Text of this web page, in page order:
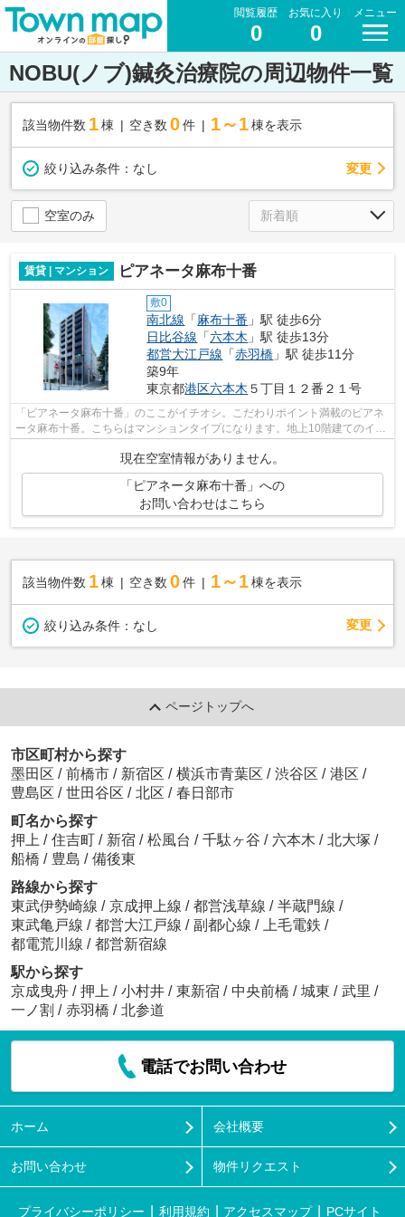
閲覧履歴
0
お気に入り
0
メニュー
NOBU(ノブ)鍼灸治療院の周辺物件一覧
該当物件数 1棟 空き数 0 件 1～1 棟を表示
絞り込み条件： なし 変更
空室のみ
賃貸 | マンション ピアネータ麻布十番
敷0
南北線 「麻布十番 」駅 徒歩6分
日比谷線 「六本木 」駅 徒歩13分
都営大江戸線 「赤羽橋 」駅 徒歩11分
築9年
東京都港区六本木 ５丁目１２番２１号
「ピアネータ麻布十番」のここがイチオシ。こだわりポイント満載のピアネ
ータ麻布十番。こちらはマンションタイプになります。地上10階建てのイチ
現在空室情報がありません。
「ピアネータ麻布十番」への
お問い合わせはこちら
該当物件数 1棟 空き数 0 件 1～1 棟を表示
絞り込み条件： なし 変更
ページトップへ
市区町村から探す
墨田区 / 前橋市 / 新宿区 / 横浜市青葉区 / 渋谷区 / 港区 /
豊島区 / 世田谷区 / 北区 / 春日部市
町名から探す
押上 / 住吉町 / 新宿 / 松風台 / 千駄ヶ谷 / 六本木 / 北大塚 /
船橋 / 豊島 / 備後東
路線から探す
東武伊勢崎線 / 京成押上線 / 都営浅草線 / 半蔵門線 /
東武亀戸線 / 都営大江戸線 / 副都心線 / 上毛電鉄 /
都電荒川線 / 都営新宿線
駅から探す
京成曳舟 / 押上 / 小村井 / 東新宿 / 中央前橋 / 城東 / 武里 /
一ノ割 / 赤羽橋 / 北参道
電話でお問い合わせ
ホーム 会社概要
お問い合わせ 物件リクエスト
プライバシーポリシー 利用規約 アクセスマップ PCサイト